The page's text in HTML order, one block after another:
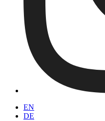
EN
DE